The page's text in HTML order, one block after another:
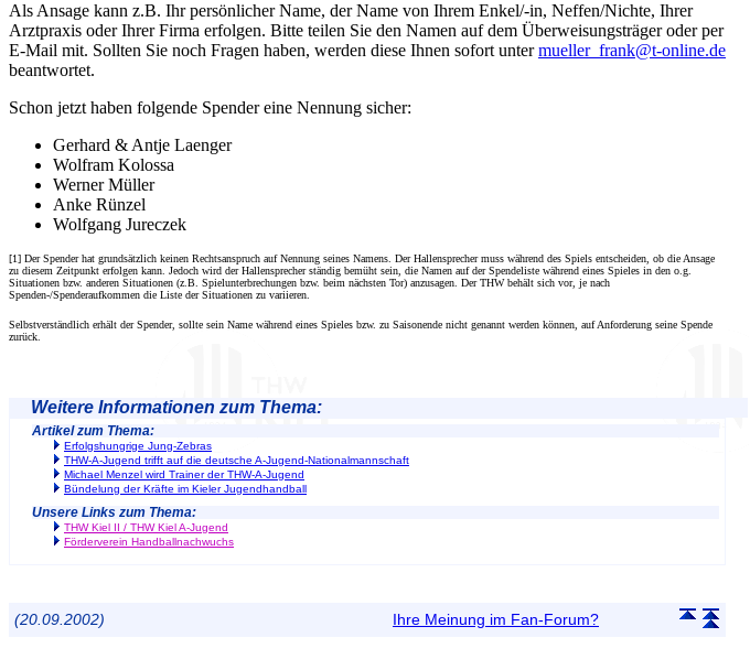
Als Ansage kann z.B. Ihr persönlicher Name, der Name von Ihrem Enkel/-in, Neffen/Nichte, Ihrer
Arztpraxis oder Ihrer Firma erfolgen. Bitte teilen Sie den Namen auf dem Überweisungsträger oder per
E-Mail mit. Sollten Sie noch Fragen haben, werden diese Ihnen sofort untermueller_frank@t-online.de
beantwortet.
Schon jetzt haben folgende Spender eine Nennung sicher:
Gerhard & Antje Laenger
Wolfram Kolossa
Werner Müller
Anke Rünzel
Wolfgang Jureczek
[1] Der Spender hat grundsätzlich keinen Rechtsanspruch auf Nennung seines Namens. Der Hallensprecher muss während des Spiels entscheiden, ob die Ansage
zu diesem Zeitpunkt erfolgen kann. Jedoch wird der Hallensprecher ständig bemüht sein, die Namen auf der Spendeliste während eines Spieles in den o.g.
Situationen bzw. anderen Situationen (z.B. Spielunterbrechungen bzw. beim nächsten Tor) anzusagen. Der THW behält sich vor, je nach
Spenden-/Spenderaufkommen die Liste der Situationen zu variieren.
Selbstverständlich erhält der Spender, sollte sein Name während eines Spieles bzw. zu Saisonende nicht genannt werden können, auf Anforderung seine Spende
zurück.
Weitere Informationen zum Thema:
Artikel zum Thema:
Erfolgshungrige Jung-Zebras
THW-A-Jugend trifft auf die deutsche A-Jugend-Nationalmannschaft
Michael Menzel wird Trainer der THW-A-Jugend
Bündelung der Kräfte im Kieler Jugendhandball
Unsere Links zum Thema:
THW Kiel II / THW Kiel A-Jugend
Förderverein Handballnachwuchs
(20.09.2002) Ihre Meinung im Fan-Forum?